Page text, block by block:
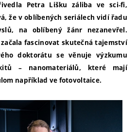
Petra Lišku záliba ve sci-fi,
že v oblíbených seriálech vidí řadu
na oblíbený žánr nezanevřel.
fascinovat skutečná tajemství
doktorátu se věnuje výzkumu
– nanomateriálů, které mají
například ve fotovoltaice.